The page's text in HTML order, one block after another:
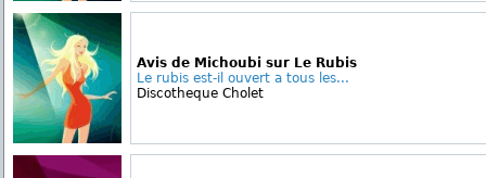
Avis de Michoubi sur Le Rubis
Le rubis est-il ouvert a tous les...
Discotheque Cholet